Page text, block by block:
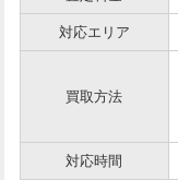
対応エリア
買取方法
対応時間